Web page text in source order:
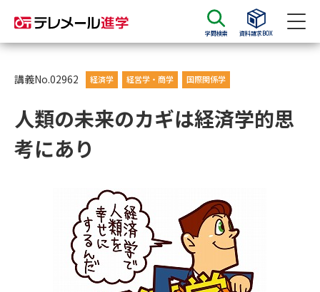
学問検索 資料請求BOX
資料請求 資料検索
大学・短大の資料種類から請求
総合型選抜・学校推薦型選抜 募
大学入学共通テスト利用選抜の
募集要項＆願書
大学・短大以外の資料から請求
講義No.02962 経済学 経営学・商学 国際関係学
人類の未来のカギは経済学的思
考にあり